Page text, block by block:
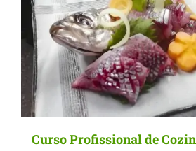
Curso Profissional de